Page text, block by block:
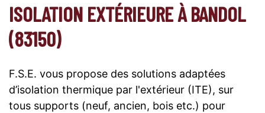
ISOLATION EXTÉRIEURE À BANDOL
(83150)
F.S.E. vous propose des solutions adaptées
d’isolation thermique par l'extérieur (ITE), sur
tous supports (neuf, ancien, bois etc.) pour